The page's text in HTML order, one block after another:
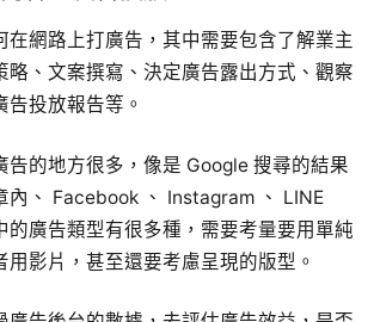
在網路上打廣告，其中需要包含了解業主
略、文案撰寫、決定廣告露出方式、觀察
投放報告等。
告的地方很多，像是 Google 搜尋的結果
內、 Facebook 、 Instagram 、 LINE
的廣告類型有很多種，需要考量要用單純
用影片，甚至還要考慮呈現的版型。